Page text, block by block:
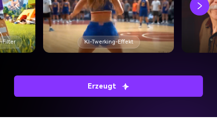
Filter KI-Twerking-Effekt
Erzeugt